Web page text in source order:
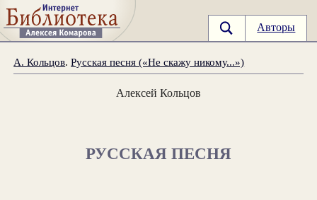
Авторы
А. Кольцов.Русская песня («Не скажу никому...»)
Алексей Кольцов
РУССКАЯ ПЕСНЯ